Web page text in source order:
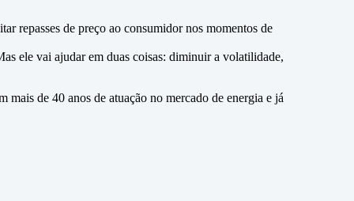
repasses de preço ao consumidor nos momentos de
ele vai ajudar em duas coisas: diminuir a volatilidade,
de 40 anos de atuação no mercado de energia e já